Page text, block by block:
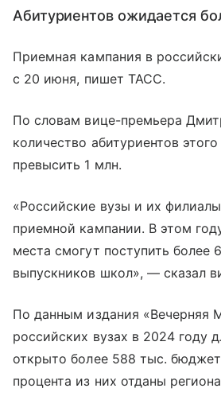
Абитуриентов ожидается
Приемная кампания в
с 20 июня, пишет ТАСС.
По словам вице-премьера
количество абитуриентов
превысить 1 млн.
«Российские вузы и их
приемной кампании. В этом
места смогут поступить более
выпускников школ», — сказал
По данным издания «Вечерняя
российских вузах в 2024 году
открыто более 588 тыс.
процента из них отданы